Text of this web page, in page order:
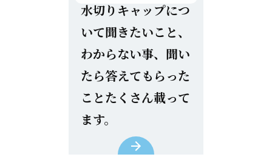
水切りキャップにつ
いて聞きたいこと、
わからない事、聞い
たら答えてもらった
ことたくさん載って
ます。